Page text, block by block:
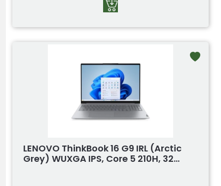
LENOVO ThinkBook 16 G9 IRL (Arctic
Grey) WUXGA IPS, Core 5 210H, 32...